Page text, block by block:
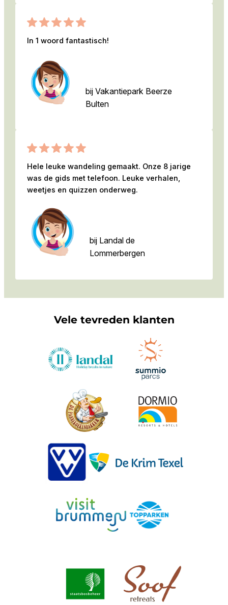
In 1 woord fantastisch!
bij Vakantiepark Beerze
Bulten
Hele leuke wandeling gemaakt. Onze 8 jarige
was de gids met telefoon. Leuke verhalen,
weetjes en quizzen onderweg.
bij Landal de
Lommerbergen
Vele tevreden klanten